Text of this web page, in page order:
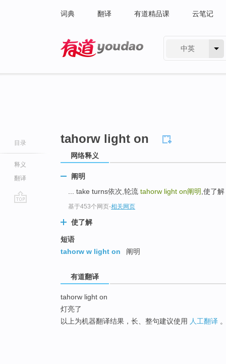
词典 翻译 有道精品课 云笔记
中英
目录
释义
翻译
tahorw light on
网络释义
阐明
... take turns依次,轮流 tahorw light on阐明 ,使了
基于453个网页-相关网页
使了解
短语
tahorw w light on
阐明
有道翻译
tahorw light on
灯亮了
以上为机器翻译结果，长、整句建议使用 人工翻译